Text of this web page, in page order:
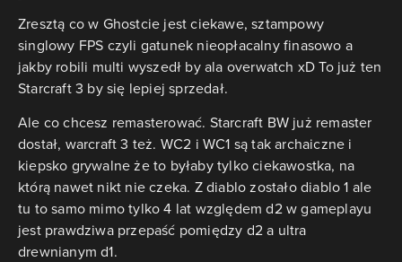
Zresztą co w Ghostcie jest ciekawe, sztampowy
singlowy FPS czyli gatunek nieopłacalny finasowo a
jakby robili multi wyszedł by ala overwatch xD To już ten
Starcraft 3 by się lepiej sprzedał.
Ale co chcesz remasterować. Starcraft BW już remaster
dostał, warcraft 3 też. WC2 i WC1 są tak archaiczne i
kiepsko grywalne że to byłaby tylko ciekawostka, na
którą nawet nikt nie czeka. Z diablo zostało diablo 1 ale
tu to samo mimo tylko 4 lat względem d2 w gameplayu
jest prawdziwa przepaść pomiędzy d2 a ultra
drewnianym d1.